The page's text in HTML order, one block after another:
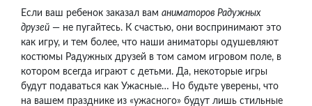
Если ваш ребенок заказал вам аниматоров Радужных
друзей — не пугайтесь. К счастью, они воспринимают это
как игру, и тем более, что наши аниматоры одушевляют
костюмы Радужных друзей в том самом игровом поле, в
котором всегда играют с детьми. Да, некоторые игры
будут подаваться как Ужасные… Но будьте уверены, что
на вашем празднике из «ужасного» будут лишь стильные